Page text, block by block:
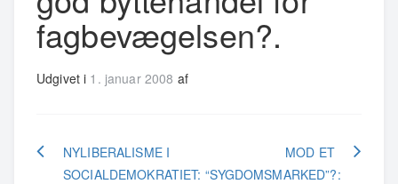
fagbevægelsen?.
Udgivet i 1. januar 2008 af
Indlægsnavigation
NYLIBERALISME I
SOCIALDEMOKRATIET:
MOD ET
“SYGDOMSMARKED”?: